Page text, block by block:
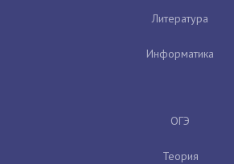
Литература
Информатика
ОГЭ
Теория